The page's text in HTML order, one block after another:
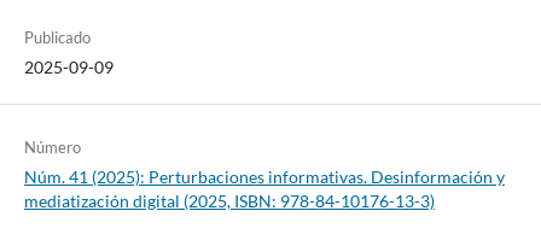
Publicado
2025-09-09
Número
Núm. 41 (2025): Perturbaciones informativas. Desinformación y
mediatización digital (2025, ISBN: 978-84-10176-13-3)